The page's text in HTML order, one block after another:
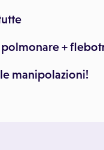
+
manipolazioni!